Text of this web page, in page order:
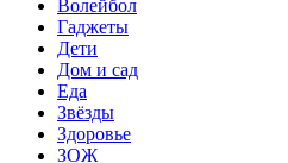
Волейбол
Гаджеты
Дети
Дом и сад
Еда
Звёзды
Здоровье
ЗОЖ